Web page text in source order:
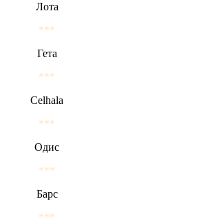
Лота
***
Гета
***
Celhala
***
Одис
***
Барс